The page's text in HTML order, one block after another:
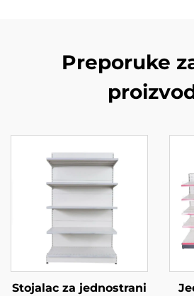
Preporuke
Stojalac za jednostrani